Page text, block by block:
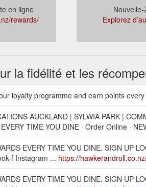
en ligne
rewards/
Explorez
la fidélité et les
loyalty programme and earn points
AUCKLAND | SYLWIA PARK |
TIME YOU DINE · Order Online ·
EVERY TIME YOU DINE. SIGN UP
f Instagram ... https://
EVERY TIME YOU DINE. SIGN UP